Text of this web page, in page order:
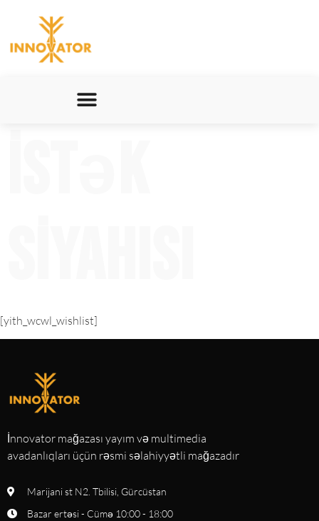
[yith_wcwl_wishlist]
İnnovator mağazası yayım və multimedia
avadanlıqları üçün rəsmi səlahiyyətli mağazadır
Marijani st N2. Tbilisi, Gürcüstan
Bazar ertəsi - Cümə 10:00 - 18:00